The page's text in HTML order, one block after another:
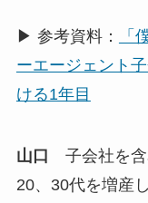
▶ 参考資料：
「
ーエージェント
ける1年目
山口 子会社を含
20、30代を増産